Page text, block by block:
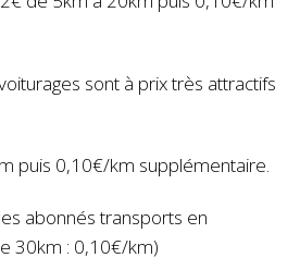
sont à prix très attractifs
puis 0,10€/km supplémentaire.
abonnés transports en
30km : 0,10€/km)